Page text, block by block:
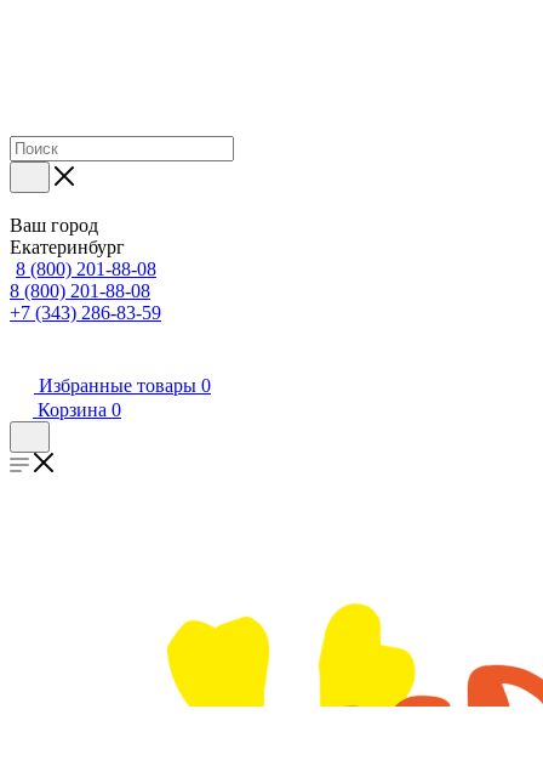
Ваш город
Екатеринбург
8 (800) 201-88-08
8 (800) 201-88-08
+7 (343) 286-83-59
Избранные товары 0
Корзина 0